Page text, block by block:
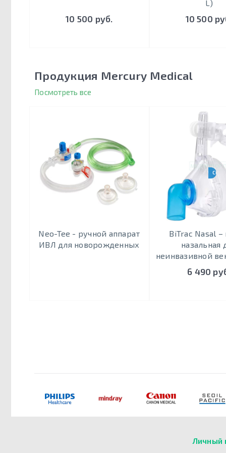
10 500 руб.
L)
10 500
Продукция Mercury Medical
Посмотреть все
Neo-Tee - ручной аппарат
ИВЛ для новорожденных
BiTrac Nasal –
назальная
неинвазивной
6 490
Личный